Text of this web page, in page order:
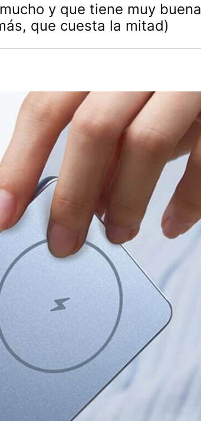
y que tiene muy buena
que cuesta la mitad)